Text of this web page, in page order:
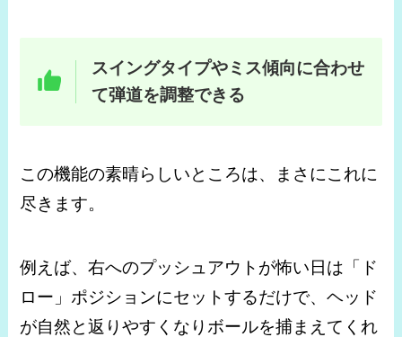
スイングタイプやミス傾向に合わせ
て弾道を調整できる
この機能の素晴らしいところは、まさにこれに
尽きます。
例えば、右へのプッシュアウトが怖い日は「ド
ロー」ポジションにセットするだけで、ヘッド
が自然と返りやすくなりボールを捕まえてくれ